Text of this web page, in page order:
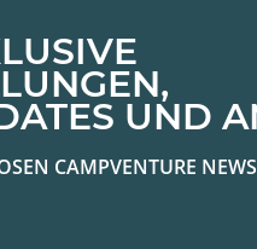
UND
CAMPVENTURE